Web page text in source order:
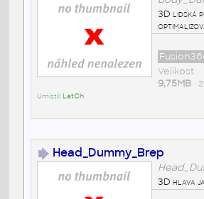
3D lidská
Velikost
9,75MB•
Umístil: LatCh
Head_Dummy_Brep
3D hlava